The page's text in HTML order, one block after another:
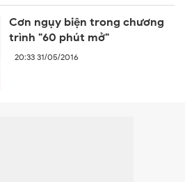
Cơn ngụy biện trong chương
trình "60 phút mở"
20:33 31/05/2016